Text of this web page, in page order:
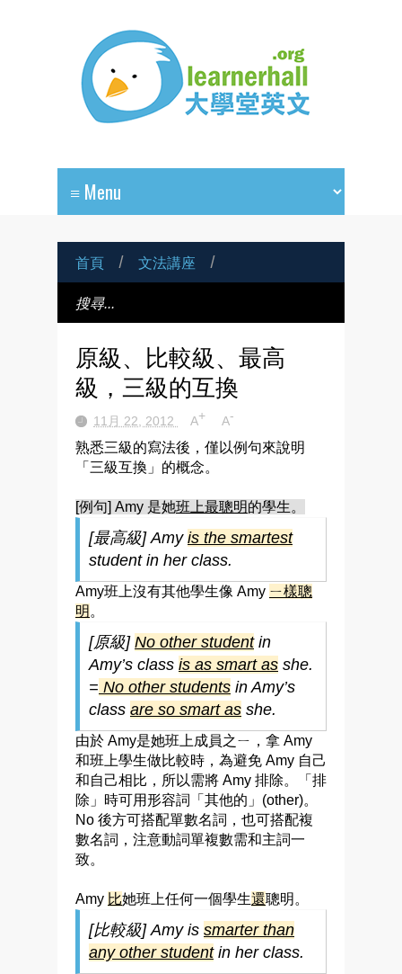
首頁 / 文法講座 /
原級、比較級、最高
級，三級的互換
11月 22, 2012 A+ A-
熟悉三級的寫法後，僅以例句來說明
「三級互換」 的概念。
[例句] Amy 是她班上最聰明的學生。
[最高級] Amy is the smartest
student in her class.
Amy班上沒有其他學生像 Amy ㄧ樣聰
明 。
[原級] No other studentin
Amy’s class is as smart as she.
= No other students in Amy’s
class are so smart as she.
由於 Amy是她班上成員之ㄧ，拿 Amy
和班上學生做比較時，為避免 Amy 自己
和自己相比，所以需將 Amy 排除。「排
除」時可用形容詞「其他的」(other)。
No 後方可搭配單數名詞，也可搭配複
數名詞，注意動詞單複數需和主詞一
致。
Amy 比她班上任何一個學生還聰明。
[比較級] Amy is smarter than
any other studentin her class.